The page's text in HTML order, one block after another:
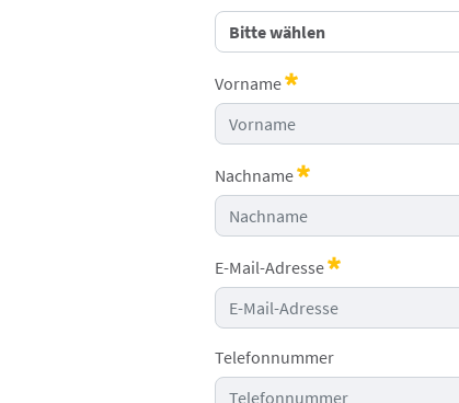
Erforderlich
Vorname
Erforderlich
Nachname
Erforderlich
E-Mail-Adresse
Erforderlich
Telefonnummer